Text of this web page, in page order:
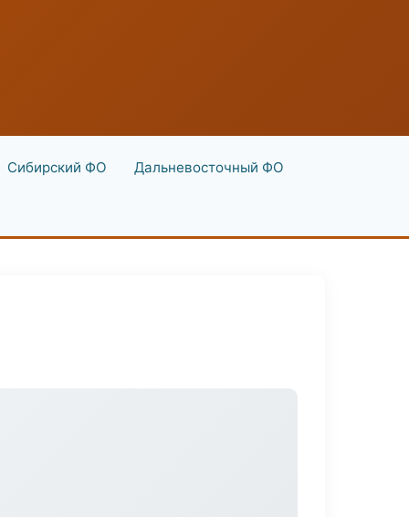
Сибирский ФО Дальневосточный ФО